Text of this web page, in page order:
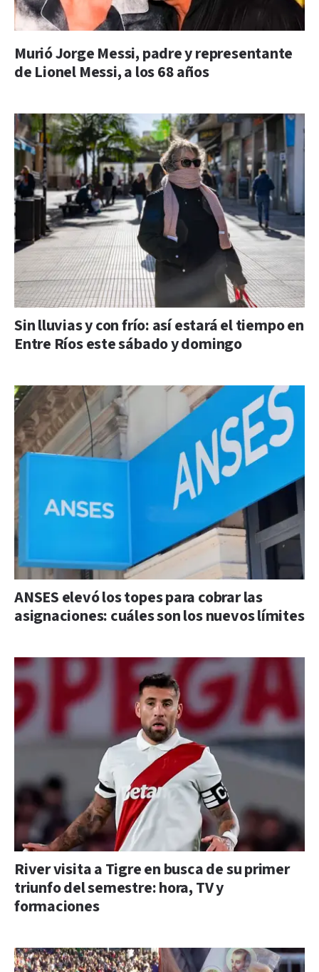
Murió Jorge Messi, padre y representante
de Lionel Messi, a los 68 años
Sin lluvias y con frío: así estará el tiempo en
Entre Ríos este sábado y domingo
ANSES elevó los topes para cobrar las
asignaciones: cuáles son los nuevos límites
River visita a Tigre en busca de su primer
triunfo del semestre: hora, TV y
formaciones